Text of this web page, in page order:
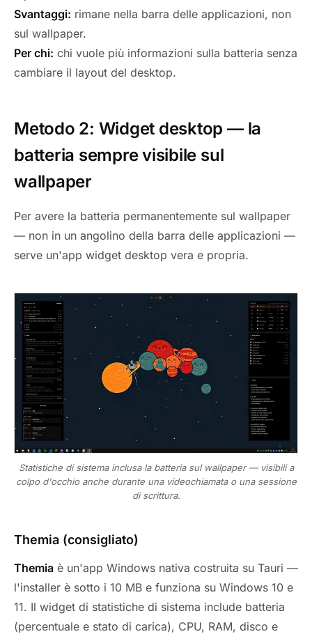
Svantaggi: rimane nella barra delle applicazioni, non
sul wallpaper.
Per chi: chi vuole più informazioni sulla batteria senza
cambiare il layout del desktop.
Metodo 2: Widget desktop — la
batteria sempre visibile sul
wallpaper
Per avere la batteria permanentemente sul wallpaper
— non in un angolino della barra delle applicazioni —
serve un'app widget desktop vera e propria.
Statistiche di sistema inclusa la batteria sul wallpaper — visibili a
colpo d'occhio anche durante una videochiamata o una sessione
di scrittura.
Themia (consigliato)
Themia è un'app Windows nativa costruita su Tauri —
l'installer è sotto i 10 MB e funziona su Windows 10 e
11. Il widget di statistiche di sistema include batteria
(percentuale e stato di carica), CPU, RAM, disco e